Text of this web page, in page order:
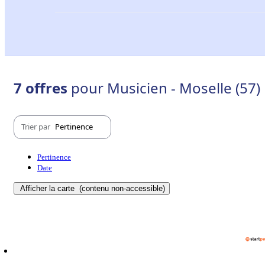
7 offres pour Musicien - Moselle (57)
Trier par Pertinence
Pertinence
Date
Afficher la carte (contenu non-accessible)